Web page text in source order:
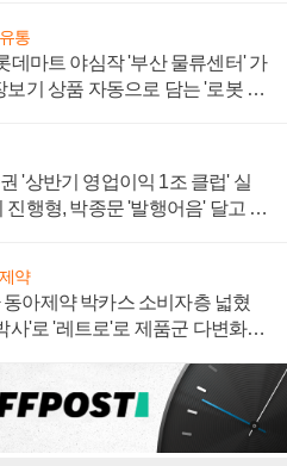
통
데마트 야심작 '부산 물류센터' 가
보기 상품 자동으로 담는 '로봇 40
'상반기 영업이익 1조 클럽' 실
진행형, 박종문 '발행어음' 달고 연
약
동아제약 박카스 소비자층 넓혔
사'로 '레트로'로 제품군 다변화